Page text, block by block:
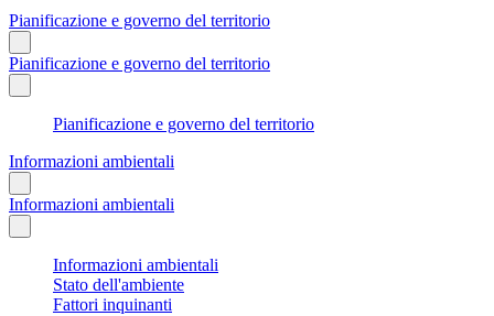
Pianificazione e governo del territorio
Pianificazione e governo del territorio
Pianificazione e governo del territorio
Informazioni ambientali
Informazioni ambientali
Informazioni ambientali
Stato dell'ambiente
Fattori inquinanti